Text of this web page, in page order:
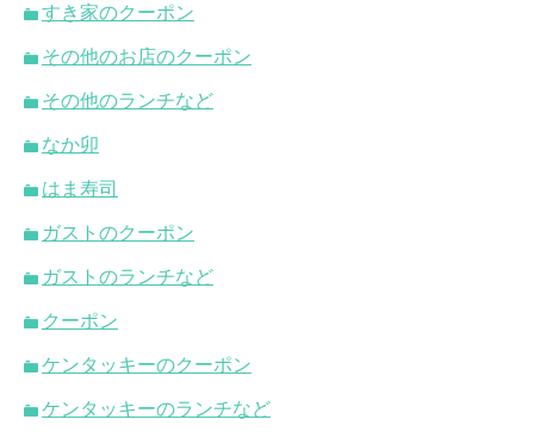
すき家のクーポン
その他のお店のクーポン
その他のランチなど
なか卯
はま寿司
ガストのクーポン
ガストのランチなど
クーポン
ケンタッキーのクーポン
ケンタッキーのランチなど